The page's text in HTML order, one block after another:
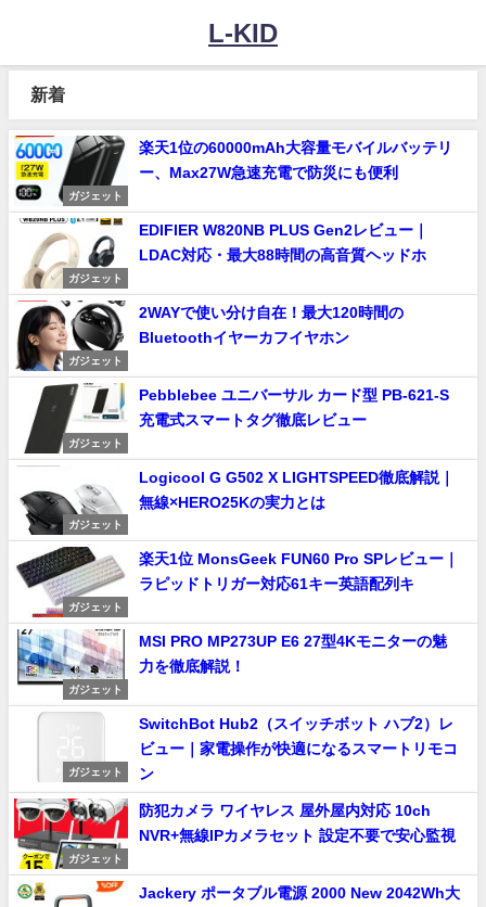
L-KID
新着
ガジェット
楽天1位の60000mAh大容量モバイルバッテリ
ー、Max27W急速充電で防災にも便利
ガジェット
EDIFIER W820NB PLUS Gen2レビュー｜
LDAC対応・最大88時間の高音質ヘッドホ
ガジェット
2WAYで使い分け自在！最大120時間の
Bluetoothイヤーカフイヤホン
ガジェット
Pebblebee ユニバーサル カード型 PB-621-S
充電式スマートタグ徹底レビュー
ガジェット
Logicool G G502 X LIGHTSPEED徹底解説｜
無線×HERO25Kの実力とは
ガジェット
楽天1位 MonsGeek FUN60 Pro SPレビュー｜
ラピッドトリガー対応61キー英語配列キ
ガジェット
MSI PRO MP273UP E6 27型4Kモニターの魅
力を徹底解説！
ガジェット
SwitchBot Hub2（スイッチボット ハブ2）レ
ビュー｜家電操作が快適になるスマートリモコ
ン
ガジェット
防犯カメラ ワイヤレス 屋外屋内対応 10ch
NVR+無線IPカメラセット 設定不要で安心監視
Jackery ポータブル電源 2000 New 2042Wh大